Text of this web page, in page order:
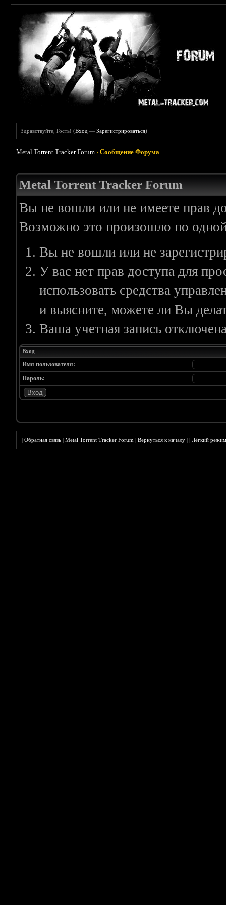
Здравствуйте, Гость! (Вход —Зарегистрироваться)
Metal Torrent Tracker Forum ›Сообщение Форума
Metal Torrent Tracker Forum
Вы не вошли или не имеете прав
Возможно это произошло по
Вы не вошли или не
У вас нет прав доступа для
использовать средства
и выясните, можете ли Вы
Ваша учетная запись
Вход
Имя пользователя:
Пароль:
|Обратная связь |Metal Torrent Tracker Forum |Вернуться к началу ||Лёгкий